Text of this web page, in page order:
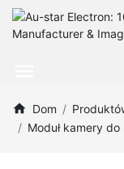
Dom
Moduł kamery do